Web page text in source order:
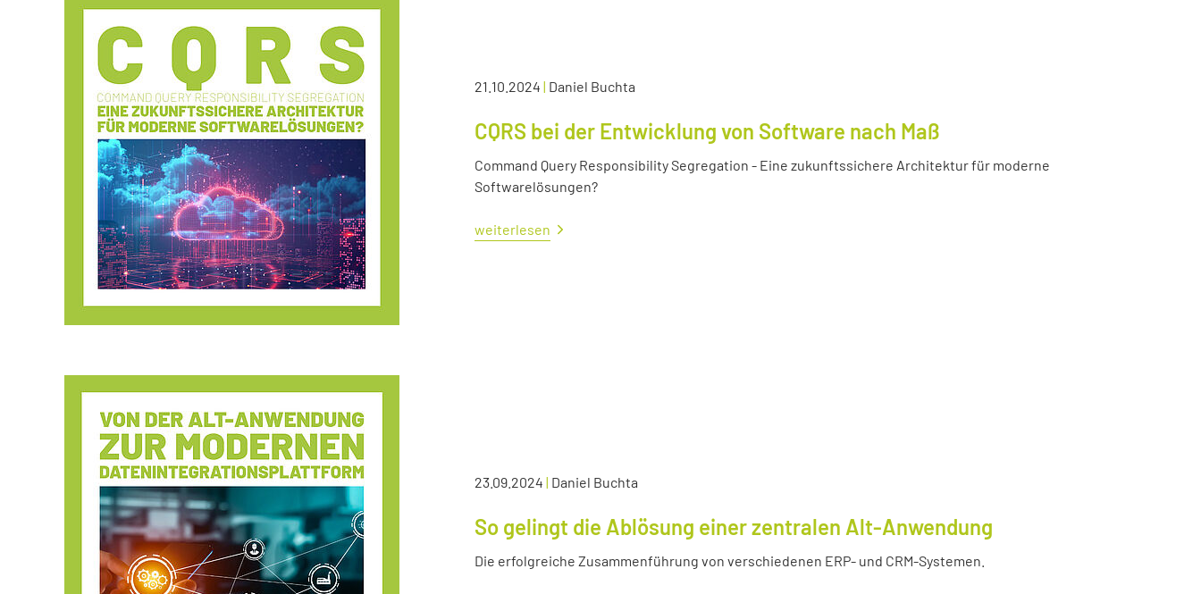
21.10.2024 | Daniel Buchta
CQRS bei der Entwicklung von Software nach Maß
Command Query Responsibility Segregation - Eine zukunftssichere Architektur für moderne
Softwarelösungen?
weiterlesen
23.09.2024 | Daniel Buchta
So gelingt die Ablösung einer zentralen Alt-Anwendung
Die erfolgreiche Zusammenführung von verschiedenen ERP- und CRM-Systemen.